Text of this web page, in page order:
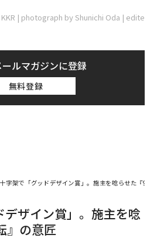
| photograph by Shunichi Oda | edite
ルマガジンに登録
無料登録
十字架で「グッドデザイン賞」。施主を唸らせた『90
ザイン賞」。施主を唸
』の意匠